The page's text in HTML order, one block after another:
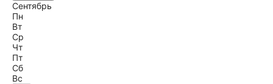
Сентябрь
Пн
Вт
Ср
Чт
Пт
Сб
Вс